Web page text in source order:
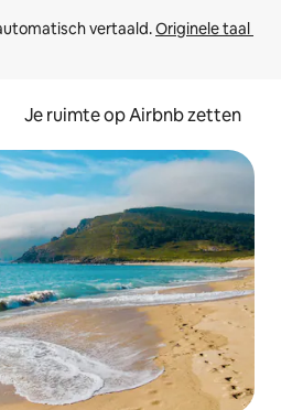
vertaald. Originele taal
Je ruimte op Airbnb zetten